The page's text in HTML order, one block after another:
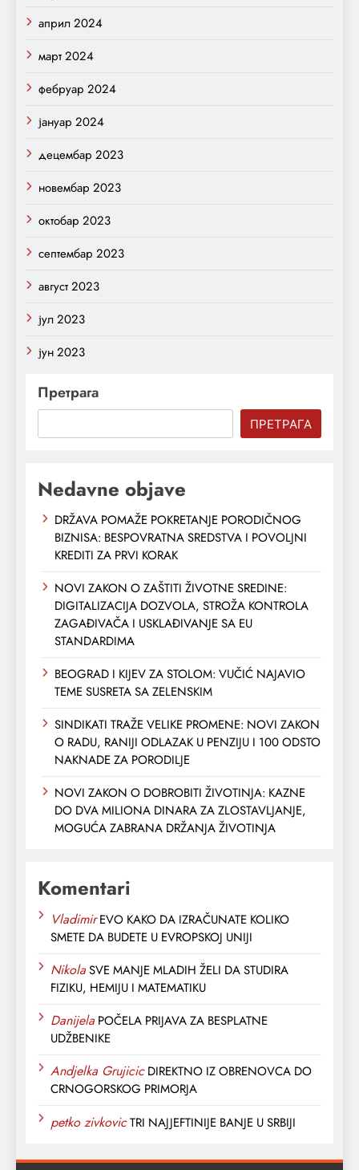
април 2024
март 2024
фебруар 2024
јануар 2024
децембар 2023
новембар 2023
октобар 2023
септембар 2023
август 2023
јул 2023
јун 2023
Претрага
ПРЕТРАГА
Nedavne objave
DRŽAVA POMAŽE POKRETANJE PORODIČNOG
BIZNISA: BESPOVRATNA SREDSTVA I POVOLJNI
KREDITI ZA PRVI KORAK
NOVI ZAKON O ZAŠTITI ŽIVOTNE SREDINE:
DIGITALIZACIJA DOZVOLA, STROŽA KONTROLA
ZAGAĐIVAČA I USKLAĐIVANJE SA EU
STANDARDIMA
BEOGRAD I KIJEV ZA STOLOM: VUČIĆ NAJAVIO
TEME SUSRETA SA ZELENSKIM
SINDIKATI TRAŽE VELIKE PROMENE: NOVI ZAKON
O RADU, RANIJI ODLAZAK U PENZIJU I 100 ODSTO
NAKNADE ZA PORODILJE
NOVI ZAKON O DOBROBITI ŽIVOTINJA: KAZNE
DO DVA MILIONA DINARA ZA ZLOSTAVLJANJE,
MOGUĆA ZABRANA DRŽANJA ŽIVOTINJA
Komentari
Vladimir EVO KAKO DA IZRAČUNATE KOLIKO
SMETE DA BUDETE U EVROPSKOJ UNIJI
NikolaSVE MANJE MLADIH ŽELI DA STUDIRA
FIZIKU, HEMIJU I MATEMATIKU
Danijela POČELA PRIJAVA ZA BESPLATNE
UDŽBENIKE
Andjelka Grujicic DIREKTNO IZ OBRENOVCA DO
CRNOGORSKOG PRIMORJA
petko zivkovicTRI NAJJEFTINIJE BANJE U SRBIJI